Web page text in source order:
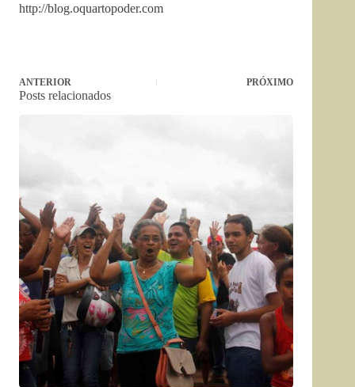
http://blog.oquartopoder.com
ANTERIOR PRÓXIMO
Posts relacionados